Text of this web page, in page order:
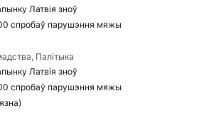
Латвія зноў
спробаў парушэння мяжы
Палітыка
Латвія зноў
спробаў парушэння мяжы